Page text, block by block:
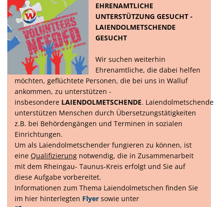
EHRENAMTLICHE
UNTERSTÜTZUNG GESUCHT -
LAIENDOLMETSCHENDE
GESUCHT
Wir suchen weiterhin
Ehrenamtliche, die dabei helfen
möchten, geflüchtete Personen, die bei uns in Walluf
ankommen, zu unterstützen -
insbesondere LAIENDOLMETSCHENDE. Laiendolmetschende
unterstützen Menschen durch Übersetzungstätigkeiten
z.B. bei Behördengängen und Terminen in sozialen
Einrichtungen.
Um als Laiendolmetschender fungieren zu können, ist
eine Qualifizierung notwendig, die in Zusammenarbeit
mit dem Rheingau- Taunus-Kreis erfolgt und Sie auf
diese Aufgabe vorbereitet.
Informationen zum Thema Laiendolmetschen finden Sie
im hier hinterlegten Flyer sowie unter